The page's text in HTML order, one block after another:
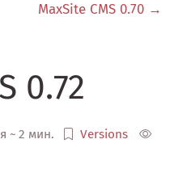
MaxSite CMS 0.70 →
0.72
~ 2 мин.
Versions